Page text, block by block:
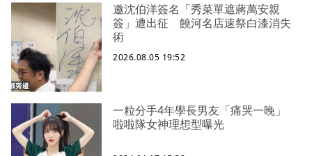
邀沈伯洋簽名「秀菜單遮蔣萬安親
簽」遭出征 饒河名店速祭白漆消失
術
2026.08.05 19:52
一粒分手4年學長男友「痛哭一晚」
啦啦隊女神理想型曝光